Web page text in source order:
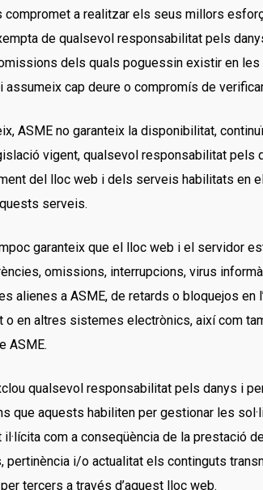
compromet a realitzar els seus millors
de qualsevol responsabilitat pels
dels quals poguessin existir en
assumeix cap deure o compromís de
ASME no garanteix la disponibilitat,
vigent, qualsevol responsabilitat pels
del lloc web i dels serveis habilitats en
serveis.
garanteix que el lloc web i el servidor
omissions, interrupcions, virus
alienes a ASME, de retards o bloquejos
o en altres sistemes electrònics, així com
ASME.
qualsevol responsabilitat pels danys i
que aquests habiliten per gestionar les
il·lícita com a conseqüència de la prestació
pertinència i/o actualitat els continguts
tercers a través d’aquest lloc web.